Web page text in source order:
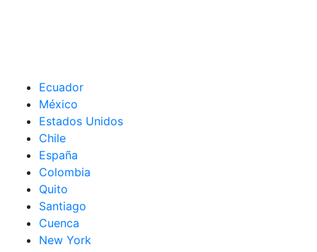
Ecuador
México
Estados Unidos
Chile
España
Colombia
Quito
Santiago
Cuenca
New York